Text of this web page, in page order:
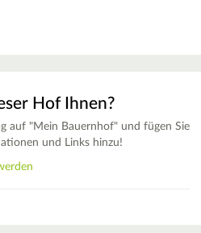
Hof Ihnen?
auf "Mein Bauernhof" und fügen Sie
und Links hinzu!